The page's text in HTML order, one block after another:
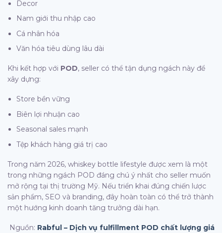
Decor
Nam giới thu nhập cao
Cá nhân hóa
Văn hóa tiêu dùng lâu dài
Khi kết hợp với POD, seller có thể tận dụng ngách này để
xây dựng:
Store bền vững
Biên lợi nhuận cao
Seasonal sales mạnh
Tệp khách hàng giá trị cao
Trong năm 2026, whiskey bottle lifestyle được xem là một
trong những ngách POD đáng chú ý nhất cho seller muốn
mở rộng tại thị trường Mỹ. Nếu triển khai đúng chiến lược
sản phẩm, SEO và branding, đây hoàn toàn có thể trở thành
một hướng kinh doanh tăng trưởng dài hạn.
Nguồn: Rabful – Dịch vụ fulfillment POD chất lượng giá